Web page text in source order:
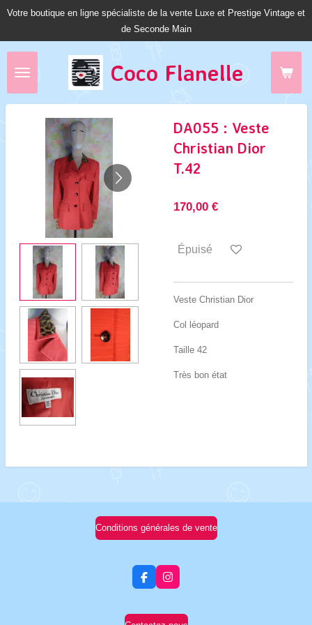
Passer
Coco Flanelle
Votre boutique en ligne spécialiste de la vente Luxe et Prestige Vintage et
de Seconde Main
DA055 : Veste
Christian Dior
T.42
170,00 €
Épuisé
Veste Christian Dior
Col léopard
Taille 42
Très bon état
Conditions générales de vente
F
a
e
b
I
n
t
a